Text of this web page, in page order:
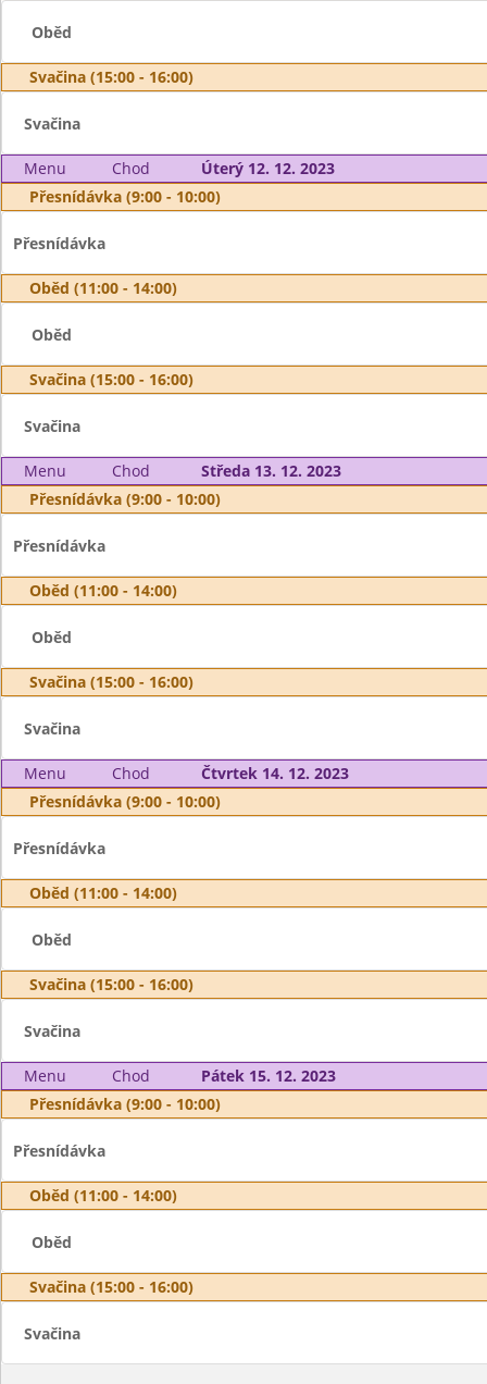
Oběd
Svačina (15:00 - 16:00)
Svačina
Menu Chod
Úterý 12. 12. 2023
Přesnídávka (9:00 - 10:00)
Přesnídávka
Oběd (11:00 - 14:00)
Oběd
Svačina (15:00 - 16:00)
Svačina
Menu Chod
Středa 13. 12. 2023
Přesnídávka (9:00 - 10:00)
Přesnídávka
Oběd (11:00 - 14:00)
Oběd
Svačina (15:00 - 16:00)
Svačina
Menu Chod
Čtvrtek 14. 12. 2023
Přesnídávka (9:00 - 10:00)
Přesnídávka
Oběd (11:00 - 14:00)
Oběd
Svačina (15:00 - 16:00)
Svačina
Menu Chod
Pátek 15. 12. 2023
Přesnídávka (9:00 - 10:00)
Přesnídávka
Oběd (11:00 - 14:00)
Oběd
Svačina (15:00 - 16:00)
Svačina